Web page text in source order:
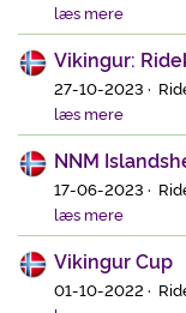
læs mere
Vikingur:
27-10-2023 ·
læs mere
NNM
17-06-2023 ·
læs mere
Vikingur Cup
01-10-2022 ·